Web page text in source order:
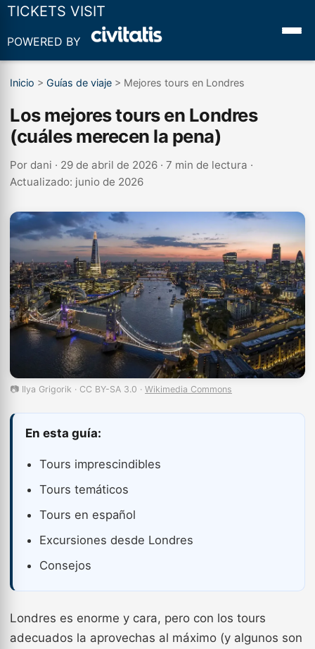
TICKETS VISIT
POWERED BY
Inicio > Guías de viaje > Mejores tours en Londres
Los mejores tours en Londres
(cuáles merecen la pena)
Por dani · 29 de abril de 2026 · 7 min de lectura ·
Actualizado: junio de 2026
📷 Ilya Grigorik · CC BY-SA 3.0 · Wikimedia Commons
En esta guía:
Tours imprescindibles
Tours temáticos
Tours en español
Excursiones desde Londres
Consejos
Londres es enorme y cara, pero con los tours
adecuados la aprovechas al máximo (y algunos son